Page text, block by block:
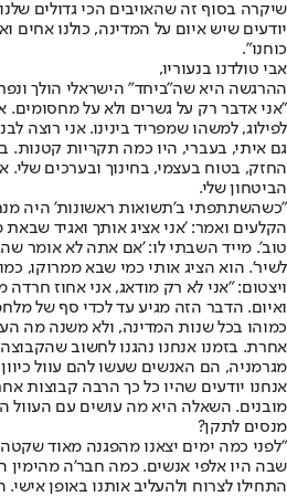
שיקרה בסוף זה שהאויבים הכי גדולים
יודעים שיש איום על המדינה, כולנו אחים
כוחנו".
אבי טולדנו בנעוריו,
ההרגשה היא שה"ביחד" הישראלי הולך
"אני אדבר רק על גשרים ולא על
לפילוג, למשהו שמפריד בינינו. אני רוצה
גם איתי, בעברי, היו כמה תקריות קטנות.
החזק, בטוח בעצמי, בחינוך ובערכים
הביטחון שלי.
"כשהשתתפתי ב'תשואות ראשונות' היה
הקלעים ואמר: 'אני אציג אותך ואגיד
טוב'. מייד השבתי לו: 'אם אתה לא אומר
לשיר'. הוא הציג אותי כמי שבא ממרוקו,
ויצטום: "אני לא רק מודאג, אני אחוז
ואיום. הדבר הזה מגיע עד לכדי סף של
כמוהו בכל שנות המדינה, ולא משנה מה
אחרת. בזמנו אנחנו נהגנו לחשוב
מגרמניה, הם האנשים שעשו להם עוול
אנחנו יודעים שהיו כל כך הרבה קבוצות
מובנים. השאלה היא מה עושים עם העוול
מנסים לתקן?
"לפני כמה ימים יצאנו מהפגנה מאוד
שבה היו אלפי אנשים. כמה חבר'ה מהימין
התחילו לצרוח ולהעליב אותנו באופן אישי.